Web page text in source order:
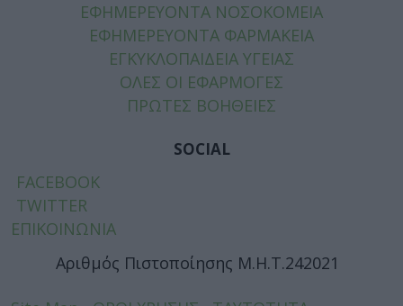
ΕΦΗΜΕΡΕΥΟΝΤΑ ΝΟΣΟΚΟΜΕΙΑ
ΕΦΗΜΕΡΕΥΟΝΤΑ ΦΑΡΜΑΚΕΙΑ
ΕΓΚΥΚΛΟΠΑΙΔΕΙΑ ΥΓΕΙΑΣ
ΟΛΕΣ ΟΙ ΕΦΑΡΜΟΓΕΣ
ΠΡΩΤΕΣ ΒΟΗΘΕΙΕΣ
SOCIAL
FACEBOOK
TWITTER
ΕΠΙΚΟΙΝΩΝΙΑ
Αριθμός Πιστοποίησης Μ.Η.Τ.242021